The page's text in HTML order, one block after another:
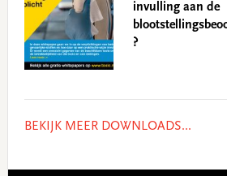
invulling aan de
?
BEKIJK MEER DOWNLOADS...